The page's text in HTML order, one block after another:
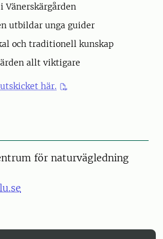
Vänerskärgården
utbildar unga guider
och traditionell kunskap
allt viktigare
här.
för naturvägledning